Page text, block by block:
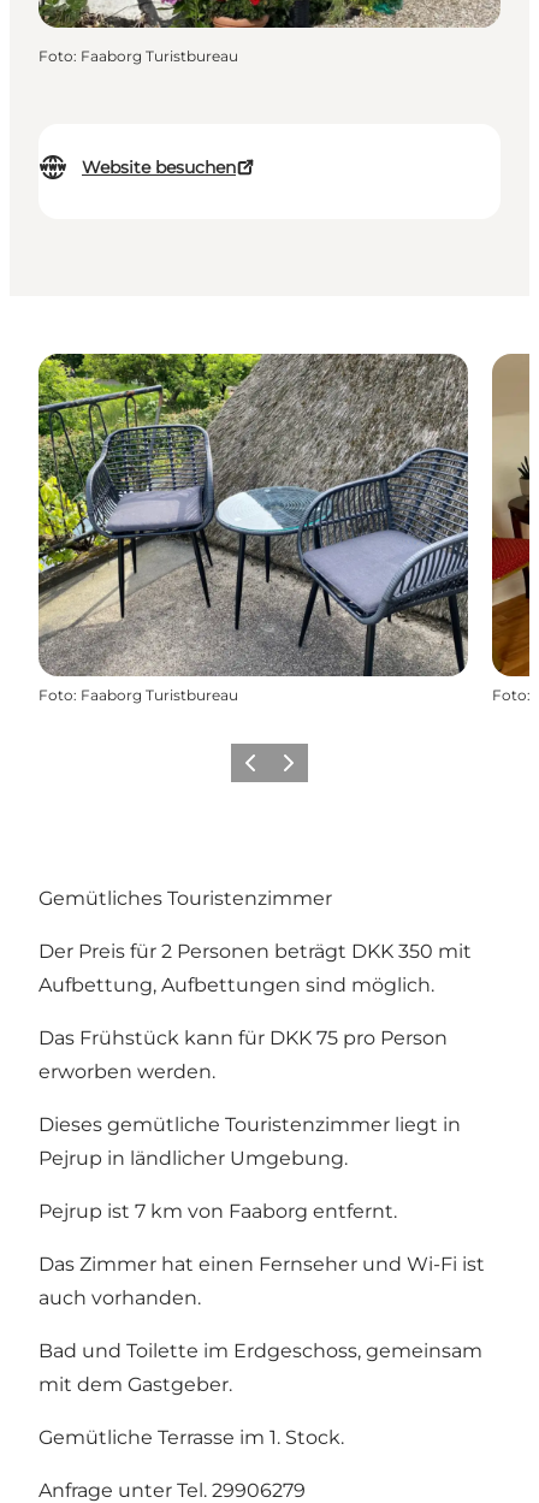
Website besuchen
Foto: Faaborg Turistbureau
Foto: Faaborg Turistbureau Foto:
ZurückWeiter
Gemütliches Touristenzimmer
Der Preis für 2 Personen beträgt DKK 350 mit
Aufbettung, Aufbettungen sind möglich.
Das Frühstück kann für DKK 75 pro Person
erworben werden.
Dieses gemütliche Touristenzimmer liegt in
Pejrup in ländlicher Umgebung.
Pejrup ist 7 km von Faaborg entfernt.
Das Zimmer hat einen Fernseher und Wi-Fi ist
auch vorhanden.
Bad und Toilette im Erdgeschoss, gemeinsam
mit dem Gastgeber.
Gemütliche Terrasse im 1. Stock.
Anfrage unter Tel. 29906279